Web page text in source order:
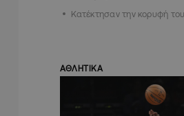
Κατέκτησαν την κορυφή
ΑΘΛΗΤΙΚΑ